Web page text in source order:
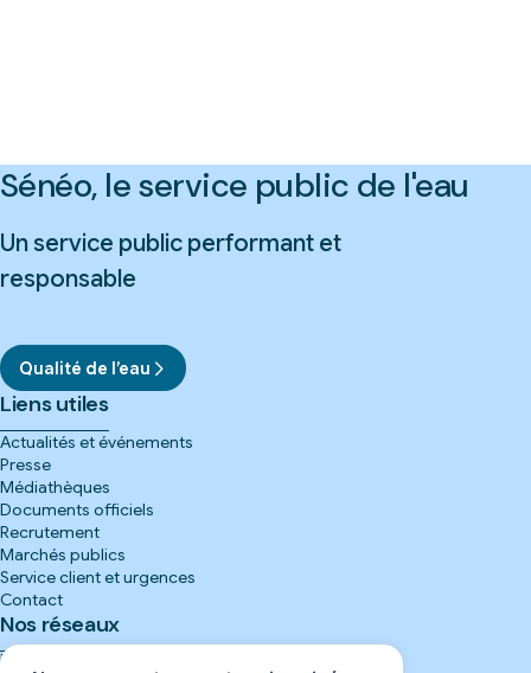
Sénéo, le service public de l'eau
Un service public performant et
responsable
Qualité de l’eau
Liens utiles
Actualités et événements
Presse
Médiathèques
Documents officiels
Recrutement
Marchés publics
Service client et urgences
Contact
Nos réseaux
Instagram
(nouvelle